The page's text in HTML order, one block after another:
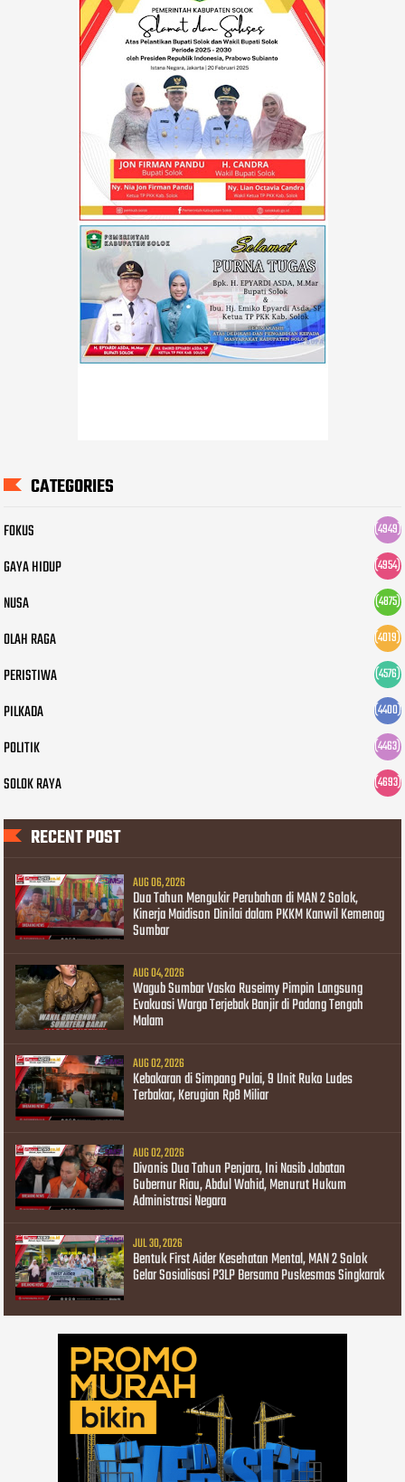
CATEGORIES
FOKUS (4949)
GAYA HIDUP (4954)
NUSA (4875)
OLAH RAGA (4019)
PERISTIWA (4576)
PILKADA (4400)
POLITIK (4463)
SOLOK RAYA (4693)
RECENT POST
AUG 06, 2026
Dua Tahun Mengukir Perubahan di MAN 2 Solok,
Kinerja Maidison Dinilai dalam PKKM Kanwil Kemenag
Sumbar
AUG 04, 2026
Wagub Sumbar Vasko Ruseimy Pimpin Langsung
Evakuasi Warga Terjebak Banjir di Padang Tengah
Malam
AUG 02, 2026
Kebakaran di Simpang Pulai, 9 Unit Ruko Ludes
Terbakar, Kerugian Rp8 Miliar
AUG 02, 2026
Divonis Dua Tahun Penjara, Ini Nasib Jabatan
Gubernur Riau, Abdul Wahid, Menurut Hukum
Administrasi Negara
JUL 30, 2026
Bentuk First Aider Kesehatan Mental, MAN 2 Solok
Gelar Sosialisasi P3LP Bersama Puskesmas Singkarak